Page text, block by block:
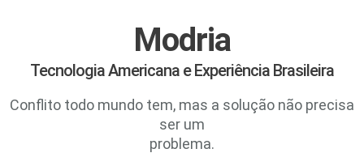
Modria
Tecnologia Americana e Experiência Brasileira
Conflito todo mundo tem, mas a solução não precisa
ser um
problema.